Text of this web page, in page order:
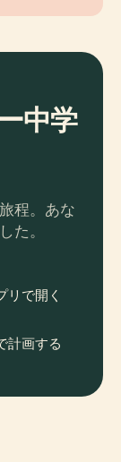
中学
程。あな
た。
リで開く
計画する